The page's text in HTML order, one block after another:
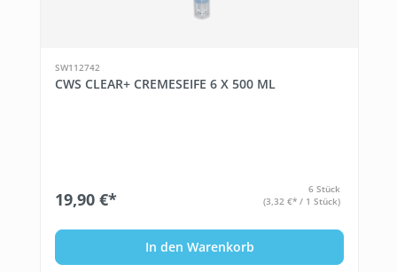
SW112742
CWS CLEAR+ CREMESEIFE 6 X 500 ML
19,90 €*
6 Stück
(3,32 €* / 1 Stück)
In den Warenkorb